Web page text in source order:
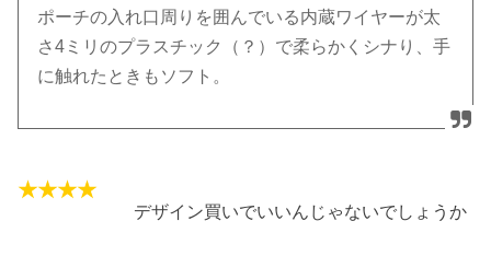
ポーチの入れ口周りを囲んでいる内蔵ワイヤーが太
さ4ミリのプラスチック（？）で柔らかくシナり、手
に触れたときもソフト。
デザイン買いでいいんじゃないでしょうか